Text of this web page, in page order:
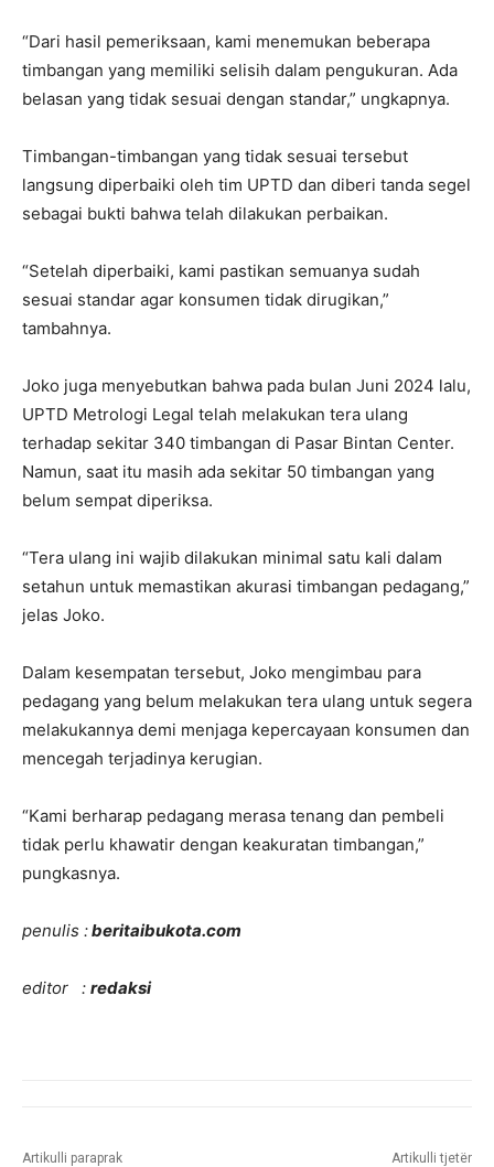
“Dari hasil pemeriksaan, kami menemukan beberapa
timbangan yang memiliki selisih dalam pengukuran. Ada
belasan yang tidak sesuai dengan standar,” ungkapnya.
Timbangan-timbangan yang tidak sesuai tersebut
langsung diperbaiki oleh tim UPTD dan diberi tanda segel
sebagai bukti bahwa telah dilakukan perbaikan.
“Setelah diperbaiki, kami pastikan semuanya sudah
sesuai standar agar konsumen tidak dirugikan,”
tambahnya.
Joko juga menyebutkan bahwa pada bulan Juni 2024 lalu,
UPTD Metrologi Legal telah melakukan tera ulang
terhadap sekitar 340 timbangan di Pasar Bintan Center.
Namun, saat itu masih ada sekitar 50 timbangan yang
belum sempat diperiksa.
“Tera ulang ini wajib dilakukan minimal satu kali dalam
setahun untuk memastikan akurasi timbangan pedagang,”
jelas Joko.
Dalam kesempatan tersebut, Joko mengimbau para
pedagang yang belum melakukan tera ulang untuk segera
melakukannya demi menjaga kepercayaan konsumen dan
mencegah terjadinya kerugian.
“Kami berharap pedagang merasa tenang dan pembeli
tidak perlu khawatir dengan keakuratan timbangan,”
pungkasnya.
penulis :beritaibukota.com
editor : redaksi
Artikulli paraprak Artikulli tjetër